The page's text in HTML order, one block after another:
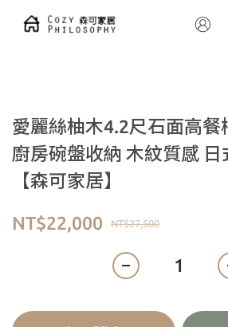
愛麗絲柚木4.2尺石面高餐
廚房碗盤收納 木紋質感
【森可家居】
NT$27,500
NT$22,000